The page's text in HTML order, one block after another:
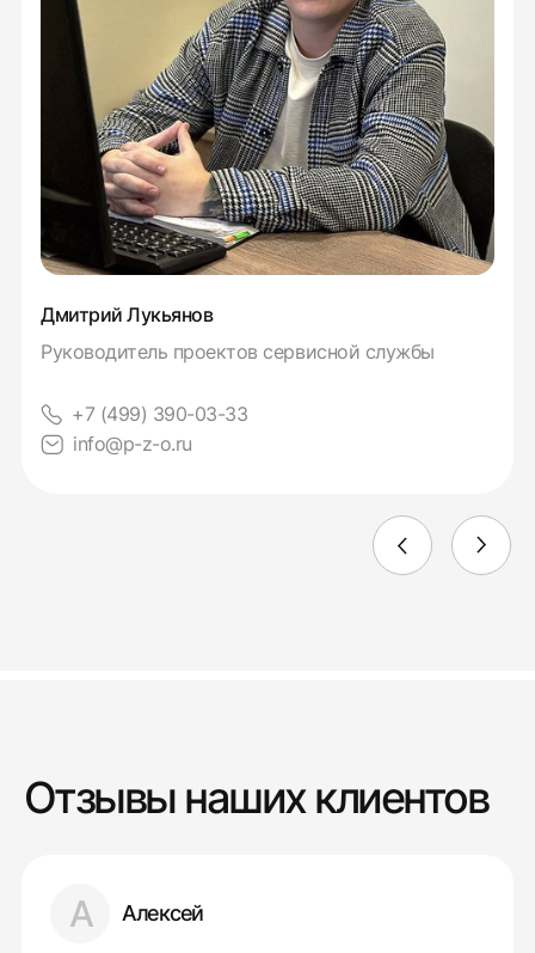
Дмитрий Лукьянов
Руководитель проектов сервисной службы
+7 (499) 390-03-33
info@p-z-o.ru
Отзывы наших клиентов
А Алексей